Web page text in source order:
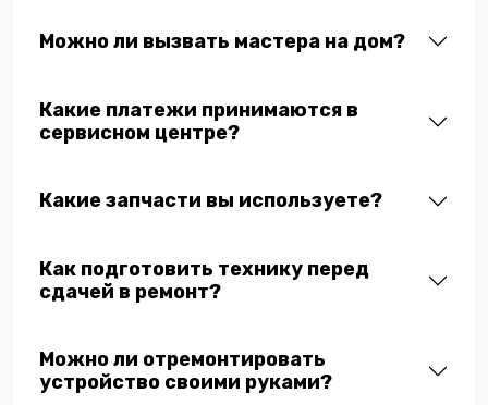
Можно ли вызвать мастера на дом?
Какие платежи принимаются в
сервисном центре?
Какие запчасти вы используете?
Как подготовить технику перед
сдачей в ремонт?
Можно ли отремонтировать
устройство своими руками?